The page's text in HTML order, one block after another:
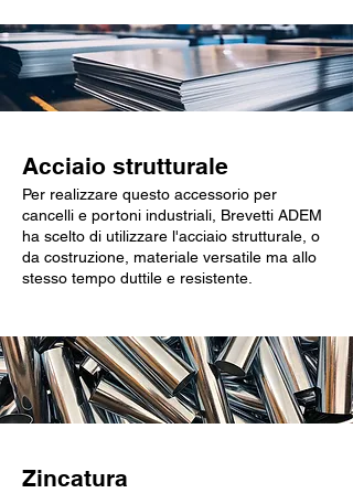
Acciaio strutturale
Per realizzare questo accessorio per
cancelli e portoni industriali, Brevetti ADEM
ha scelto di utilizzare l'acciaio strutturale, o
da costruzione, materiale versatile ma allo
stesso tempo duttile e resistente.
Zincatura